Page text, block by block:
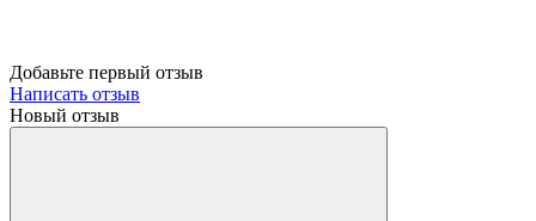
Добавьте первый отзыв
Написать отзыв
Новый отзыв